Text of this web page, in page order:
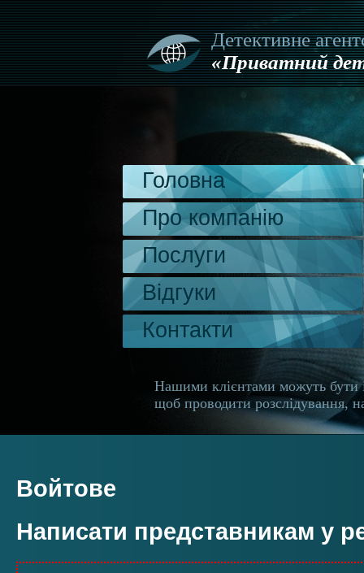
Детективне
«Приватний
Головна
Про компанію
Послуги
Відгуки
Контакти
Нашими клієнтами можуть бути
щоб проводити розслідування,
Войтове
Написати представникам у